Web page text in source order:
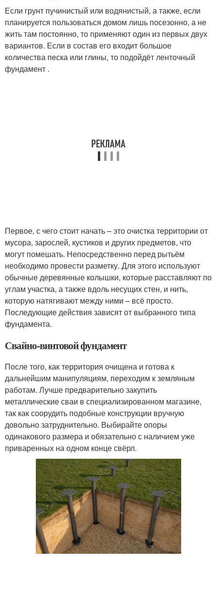
Если грунт пучинистый или водянистый, а также, если
планируется пользоваться домом лишь посезонно, а не
жить там постоянно, то применяют один из первых двух
вариантов. Если в состав его входит большое
количества песка или глины, то подойдёт ленточный
фундамент .
Первое, с чего стоит начать – это очистка территории от
мусора, зарослей, кустиков и других предметов, что
могут помешать. Непосредственно перед рытьём
необходимо провести разметку. Для этого используют
обычные деревянные колышки, которые расставляют по
углам участка, а также вдоль несущих стен, и нить,
которую натягивают между ними – всё просто.
Последующие действия зависят от выбранного типа
фундамента.
Свайно-винтовой фундамент
После того, как территория очищена и готова к
дальнейшим манипуляциям, переходим к земляным
работам. Лучше предварительно закупить
металлические сваи в специализированном магазине,
так как соорудить подобные конструкции вручную
довольно затруднительно. Выбирайте опоры
одинакового размера и обязательно с наличием уже
приваренных на одном конце свёрл.